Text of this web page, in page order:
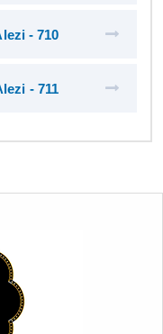
- 710
- 711